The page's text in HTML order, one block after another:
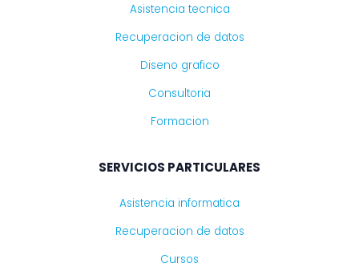
Asistencia tecnica
Recuperacion de datos
Diseno grafico
Consultoria
Formacion
SERVICIOS PARTICULARES
Asistencia informatica
Recuperacion de datos
Cursos